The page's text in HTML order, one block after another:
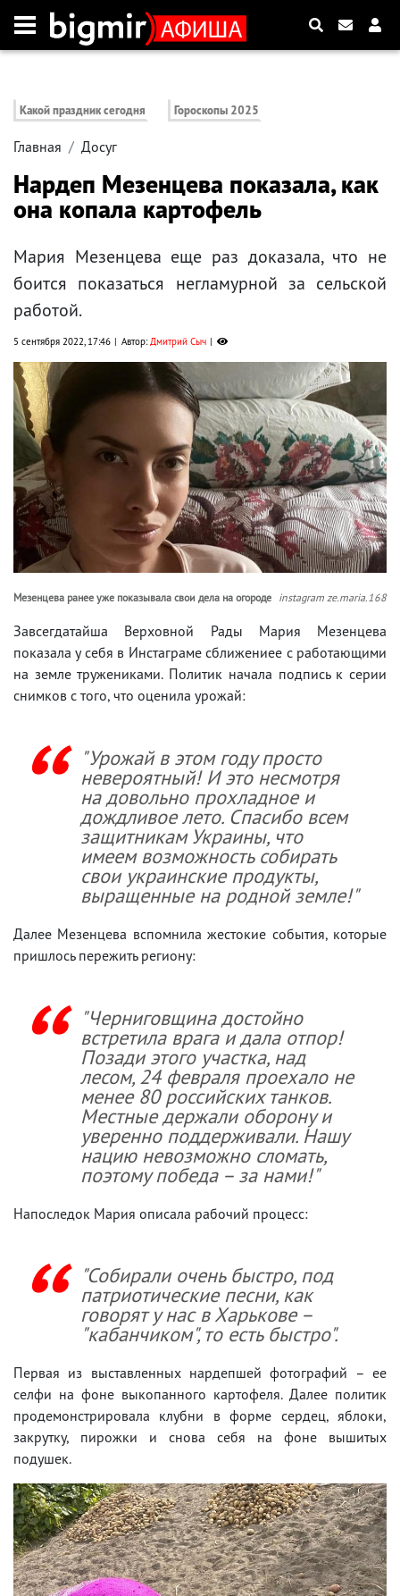
Какой праздник сегодня Гороскопы 2025
Главная Досуг
Нардеп Мезенцева показала, как
она копала картофель
Мария Мезенцева еще раз доказала, что не
боится показаться негламурной за сельской
работой.
5 сентября 2022, 17:46 Автор:Дмитрий Сыч
Мезенцева ранее уже показывала свои дела на огороде instagram ze.maria.168
Завсегдатайша Верховной Рады Мария Мезенцева
показала у себя в Инстаграме сближениее с работающими
на земле тружениками. Политик начала подпись к серии
снимков с того, что оценила урожай:
"Урожай в этом году просто
невероятный! И это несмотря
на довольно прохладное и
дождливое лето. Спасибо всем
защитникам Украины, что
имеем возможность собирать
свои украинские продукты,
выращенные на родной земле!"
Далее Мезенцева вспомнила жестокие события, которые
пришлось пережить региону:
"Черниговщина достойно
встретила врага и дала отпор!
Позади этого участка, над
лесом, 24 февраля проехало не
менее 80 российских танков.
Местные держали оборону и
уверенно поддерживали. Нашу
нацию невозможно сломать,
поэтому победа – за нами!"
Напоследок Мария описала рабочий процесс:
"Собирали очень быстро, под
патриотические песни, как
говорят у нас в Харькове –
"кабанчиком", то есть быстро".
Первая из выставленных нардепшей фотографий – ее
селфи на фоне выкопанного картофеля. Далее политик
продемонстрировала клубни в форме сердец, яблоки,
закрутку, пирожки и снова себя на фоне вышитых
подушек.